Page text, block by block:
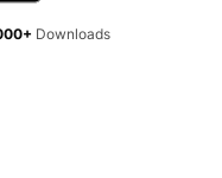
Downloads